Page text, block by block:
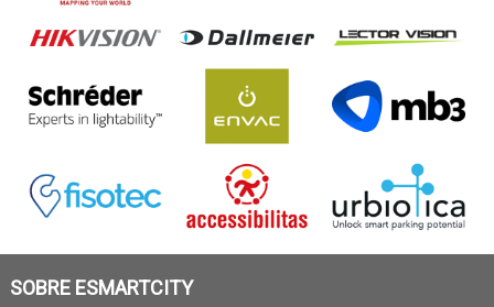
SOBRE ESMARTCITY